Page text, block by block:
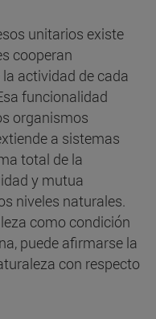
unitarios existe
cooperan
actividad de cada
funcionalidad
organismos
a sistemas
total de la
y mutua
niveles naturales.
como condición
puede afirmarse la
con respecto